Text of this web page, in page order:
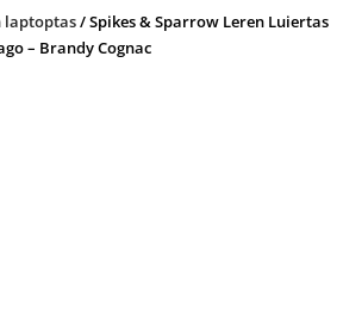
laptoptas/ Spikes & Sparrow Leren Luiertas
– Brandy Cognac